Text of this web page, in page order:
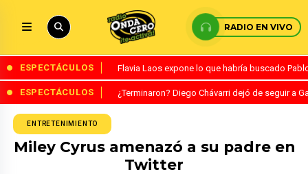
RADIO EN VIVO
ESPECTÁCULOS Flavia Laos expone lo que habría buscado
ESPECTÁCULOS ¿Terminaron? Diego Chávarri dejó de seguir a
ENTRETENIMIENTO
Miley Cyrus amenazó a su padre en
Twitter